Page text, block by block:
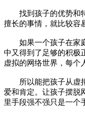
找到孩子的优势和特
擅长的事情，就比较容
如果一个孩子在家庭
中又得到了足够的积极
虚拟的网络世界，每个
所以能把孩子从虚拟
爱和肯定。让孩子摆脱
里手段强不强只是一个